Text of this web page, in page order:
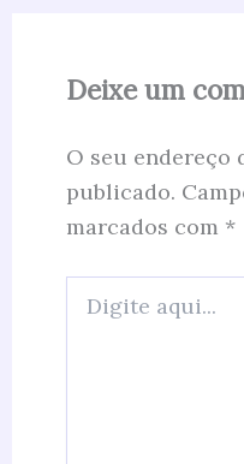
Deixe um
O seu endereço
publicado.
marcados com *
aqui...